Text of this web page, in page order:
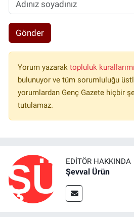
Gönder
Yorum yazarak topluluk
bulunuyor ve tüm sorumluluğu
yorumlardan Genç Gazete hiçbir
tutulamaz.
EDITÖR HAKKINDA
Şevval Ürün